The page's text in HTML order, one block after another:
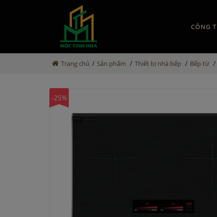
CÔNG
Trang chủ / Sản phẩm / Thiết bị nhà bếp / Bếp từ /
-25%